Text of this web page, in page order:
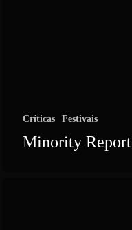
Críticas Festivais
Minority Report